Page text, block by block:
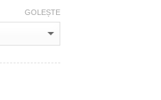
GOLEȘTE